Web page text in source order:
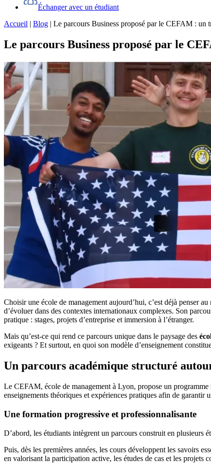
Échanger avec un étudiant
Accueil | Blog | Le parcours Business proposé par le CEFAM : un
Le parcours Business proposé par le
Choisir une école de management aujourd’hui, c’est déjà penser
d’évoluer dans des contextes internationaux complexes. Son
pratique : stages, projets d’entreprise et immersion à l’étranger.
Mais qu’est-ce qui rend ce parcours unique dans le paysage des
exigeants ? Et surtout, en quoi son modèle d’enseignement
Un parcours académique structuré
Le CEFAM, école de management à Lyon, propose un
enseignements théoriques et expériences pratiques afin de garantir
Une formation progressive et professionnalisante
D’abord, les étudiants intègrent un parcours construit en plusieurs
Puis, dès les premières années, les cours développent les savoirs
en valorisant la participation active, les études de cas et les projets